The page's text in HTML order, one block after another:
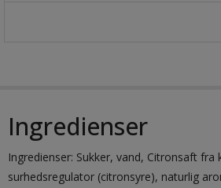
Ingredienser
Ingredienser: Sukker, vand, Citronsaft fra
surhedsregulator (citronsyre), naturlig